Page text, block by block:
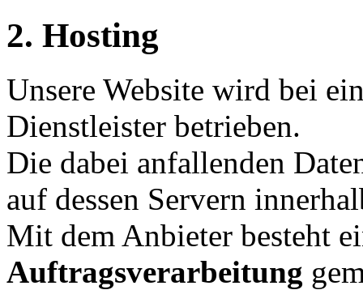
2. Hosting
Unsere Website wird bei
Dienstleister betrieben.
Die dabei anfallenden
auf dessen Servern
Mit dem Anbieter besteht
Auftragsverarbeitung